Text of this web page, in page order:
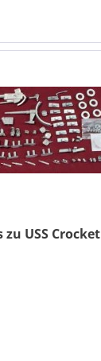
USS Crocket